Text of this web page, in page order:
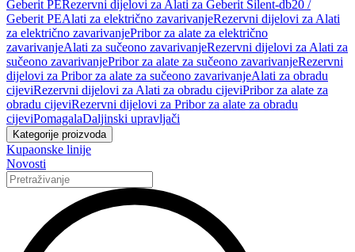
Geberit PERezervni dijelovi za Alati za Geberit Silent-db20 /
Geberit PEAlati za električno zavarivanjeRezervni dijelovi za Alati
za električno zavarivanjePribor za alate za električno
zavarivanjeAlati za sučeono zavarivanjeRezervni dijelovi za Alati za
sučeono zavarivanjePribor za alate za sučeono zavarivanjeRezervni
dijelovi za Pribor za alate za sučeono zavarivanjeAlati za obradu
cijeviRezervni dijelovi za Alati za obradu cijeviPribor za alate za
obradu cijeviRezervni dijelovi za Pribor za alate za obradu
cijeviPomagalaDaljinski upravljači
Kategorije proizvoda
Kupaonske linije
Novosti